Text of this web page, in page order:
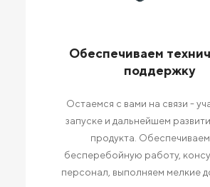
Обеспечиваем
поддержку
Остаемся с вами на связи -
запуске и дальнейшем
продукта.
бесперебойную работу,
персонал, выполняем мелкие